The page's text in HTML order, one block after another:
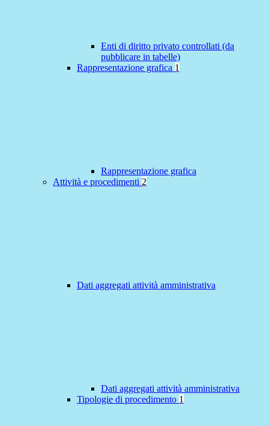
Enti di diritto privato controllati (da
pubblicare in tabelle)
Rappresentazione grafica 1
Rappresentazione grafica
Attività e procedimenti 2
Dati aggregati attività amministrativa
Dati aggregati attività amministrativa
Tipologie di procedimento 1